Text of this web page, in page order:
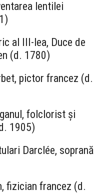
lentilei
al III-lea, Duce de
(d. 1780)
pictor francez (d.
folclorist și
1905)
Darclée, soprană
fizician francez (d.